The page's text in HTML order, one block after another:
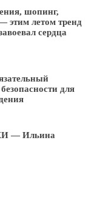
шопинг,
этим летом тренд
сердца
для
— Ильина